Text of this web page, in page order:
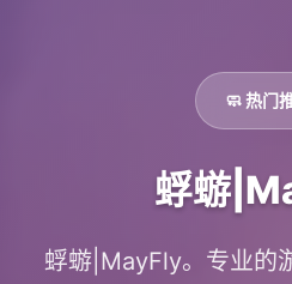
🧼 热门
蜉蝣
蜉蝣|MayFly。专业的